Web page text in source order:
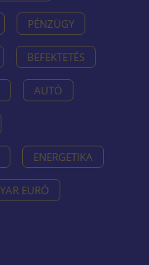
PÉNZÜGY
BEFEKTETÉS
AUTÓ
ENERGETIKA
EURÓ